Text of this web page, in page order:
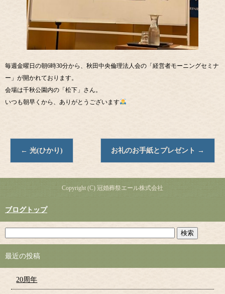
毎週金曜日の朝6時30分から、秋田中央倫理法人会の「経営者モーニングセミナ
ー」が開かれております。
会場は千秋公園内の「松下」さん。
いつも朝早くから、ありがとうございます
← 光(ひかり) お礼のお手紙とプレゼント →
Copyright (C) 冠婚葬祭エール株式会社
ブログトップ
最近の投稿
20周年